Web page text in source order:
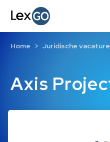
Axis
Home Juridische